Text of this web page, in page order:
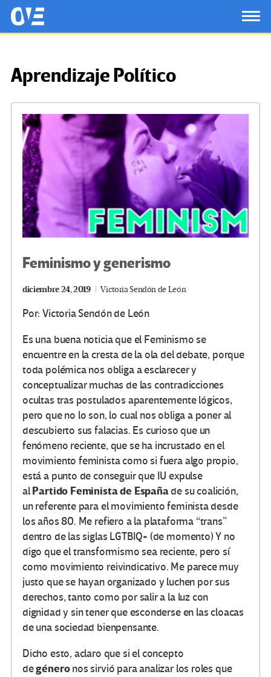
Saltar al contenido principal
OtrasVocesenEducacion.org
Aprendizaje Político
Feminismo y generismo
diciembre 24, 2019 Victoria Sendón de León
Por: Victoria Sendón de León
Es una buena noticia que el Feminismo se
encuentre en la cresta de la ola del debate, porque
toda polémica nos obliga a esclarecer y
conceptualizar muchas de las contradicciones
ocultas tras postulados aparentemente lógicos,
pero que no lo son, lo cual nos obliga a poner al
descubierto sus falacias. Es curioso que un
fenómeno reciente, que se ha incrustado en el
movimiento feminista como si fuera algo propio,
está a punto de conseguir que IU expulse
alPartido Feminista de Españade su coalición,
un referente para el movimiento feminista desde
los años 80. Me refiero a la plataforma “trans”
dentro de las siglas LGTBIQ+ (de momento) Y no
digo que el transformismo sea reciente, pero sí
como movimiento reivindicativo. Me parece muy
justo que se hayan organizado y luchen por sus
derechos, tanto como por salir a la luz con
dignidad y sin tener que esconderse en las cloacas
de una sociedad bienpensante.
Dicho esto, aclaro que si el concepto
degéneronos sirvió para analizar los roles que